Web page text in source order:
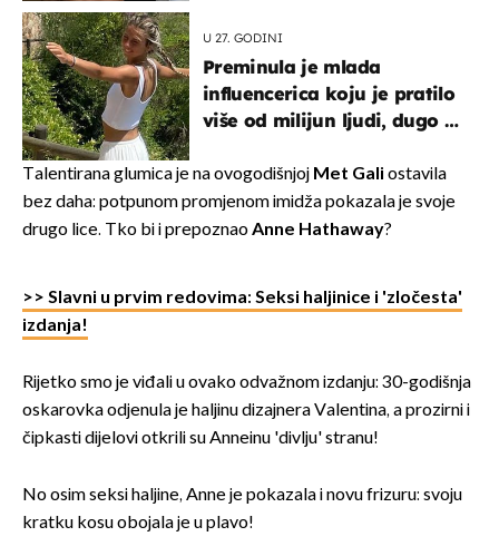
U 27. GODINI
Preminula je mlada
influencerica koju je pratilo
više od milijun ljudi, dugo se
Talentirana glumica je na ovogodišnjoj Met Gali ostavila
bez daha: potpunom promjenom imidža pokazala je svoje
drugo lice. Tko bi i prepoznaoAnne Hathaway?
>> Slavni u prvim redovima: Seksi haljinice i 'zločesta'
izdanja!
Rijetko smo je viđali u ovako odvažnom izdanju: 30-godišnja
oskarovka odjenula je haljinu dizajnera Valentina, a prozirni i
čipkasti dijelovi otkrili su Anneinu 'divlju' stranu!
No osim seksi haljine, Anne je pokazala i novu frizuru: svoju
kratku kosu obojala je u plavo!